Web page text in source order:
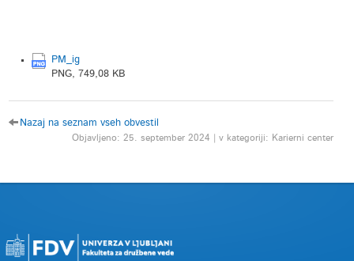
PM_ig
PNG, 749,08 KB
Nazaj na seznam vseh obvestil
Objavljeno: 25. september 2024 | v kategoriji: Karierni center